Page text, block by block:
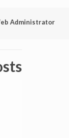
Administrator